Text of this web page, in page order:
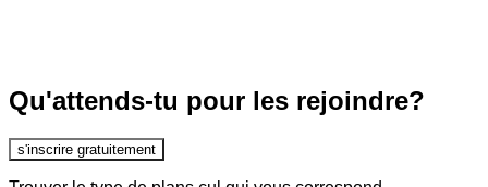
Qu'attends-tu pour les rejoindre?
s'inscrire gratuitement